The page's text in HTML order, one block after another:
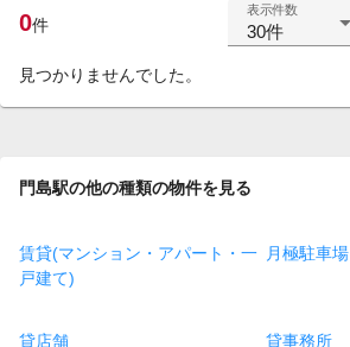
0件
表示件数
30件
見つかりませんでした。
門島駅の他の種類の物件を見る
賃貸(マンション・アパート・一
戸建て)
月極駐車場
貸店舗 貸事務所